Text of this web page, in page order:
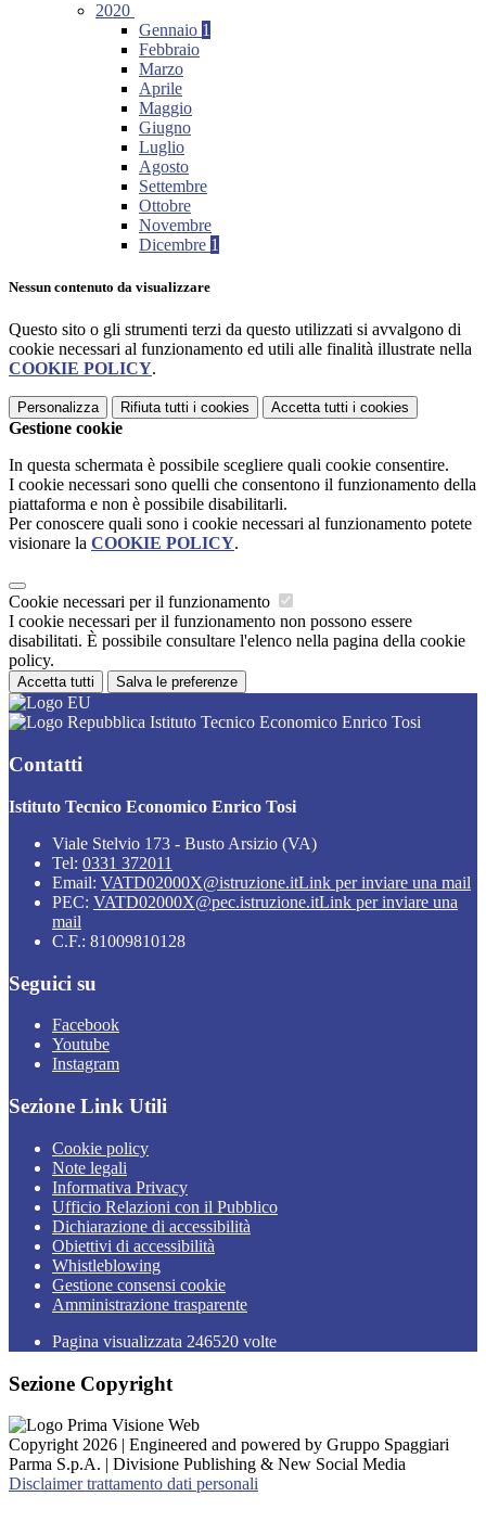
2020
Gennaio 1
Febbraio
Marzo
Aprile
Maggio
Giugno
Luglio
Agosto
Settembre
Ottobre
Novembre
Dicembre 1
Nessun contenuto da visualizzare
Questo sito o gli strumenti terzi da questo utilizzati si avvalgono di
cookie necessari al funzionamento ed utili alle finalità illustrate nella
COOKIE POLICY.
Personalizza Rifiuta tutti i cookies Accetta tutti i cookies
Gestione cookie
In questa schermata è possibile scegliere quali cookie consentire.
I cookie necessari sono quelli che consentono il funzionamento della
piattaforma e non è possibile disabilitarli.
Per conoscere quali sono i cookie necessari al funzionamento potete
visionare la COOKIE POLICY.
Cookie necessari per il funzionamento
I cookie necessari per il funzionamento non possono essere
disabilitati. È possibile consultare l'elenco nella pagina della cookie
policy.
Accetta tutti Salva le preferenze
Istituto Tecnico Economico Enrico Tosi
Contatti
Istituto Tecnico Economico Enrico Tosi
Viale Stelvio 173 - Busto Arsizio (VA)
Tel: 0331 372011
Email: VATD02000X@istruzione.itLink per inviare una mail
PEC: VATD02000X@pec.istruzione.itLink per inviare una
mail
C.F.: 81009810128
Seguici su
Facebook
Youtube
Instagram
Sezione Link Utili
Cookie policy
Note legali
Informativa Privacy
Ufficio Relazioni con il Pubblico
Dichiarazione di accessibilità
Obiettivi di accessibilità
Whistleblowing
Gestione consensi cookie
Amministrazione trasparente
Pagina visualizzata 246520 volte
Sezione Copyright
Copyright 2026 | Engineered and powered by Gruppo Spaggiari
Parma S.p.A. | Divisione Publishing & New Social Media
Disclaimer trattamento dati personali